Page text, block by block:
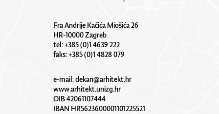
Fra Andrije Kačića Miošića 26
HR-10000 Zagreb
tel: +385 (0)1 4639 222
faks: +385 (0)1 4828 079
e-mail:dekan@arhitekt.hr
www.arhitekt.unizg.hr
OIB 42061107444
IBAN HR5623600001101225521